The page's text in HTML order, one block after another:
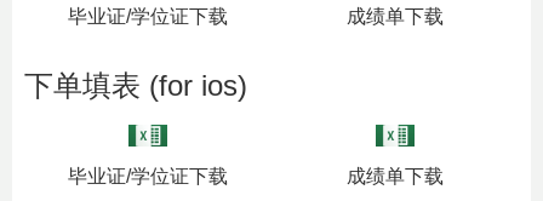
毕业证/学位证下载 成绩单下载
下单填表 (for ios)
毕业证/学位证下载 成绩单下载